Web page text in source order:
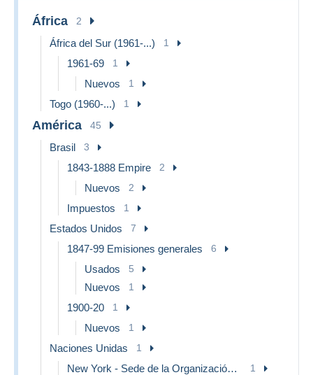
África 2
África del Sur (1961-...) 1
1961-69 1
Nuevos 1
Togo (1960-...) 1
América 45
Brasil 3
1843-1888 Empire 2
Nuevos 2
Impuestos 1
Estados Unidos 7
1847-99 Emisiones generales 6
Usados 5
Nuevos 1
1900-20 1
Nuevos 1
Naciones Unidas 1
New York - Sede de la Organización de las NU 1